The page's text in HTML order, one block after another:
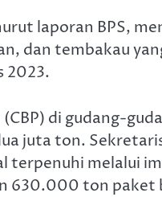
laporan BPS,
dan tembakau
2023.
di gudang-
juta ton.
terpenuhi melalui
630.000 ton paket